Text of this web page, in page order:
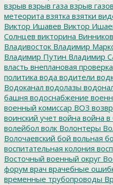
взрыв взрыв газа взрыв
метеорита взятка взятки
Виктор Ишавев Виктор
Солнцев викторина Винников
Владивосток Владимир
Владимир Путин Владимир
власть внеплановая проверка
политика вода водители
Водоканал водолазы
башня водоснабжение
военный комиссар ВОЗ
воинский учет война война в
волейбол волк Волонтеры
Волочаевский бой вольная
воспитательная колония
Восточный военный округ
форум врач врачебные
временные трубопроводы